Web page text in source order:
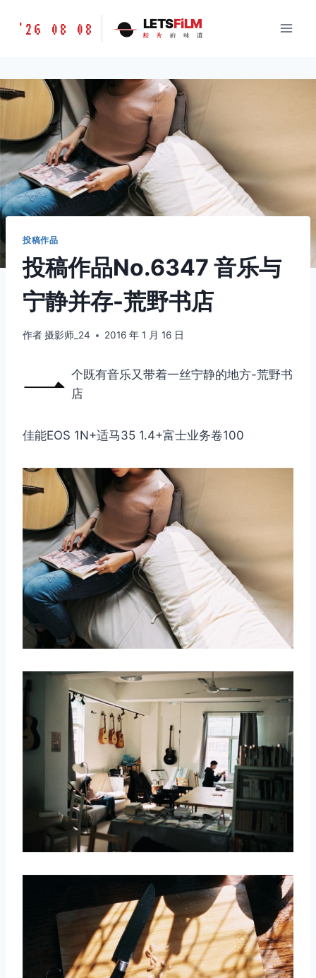
胶
味
道
LETSFILM
'26 08 08 LETSFiLM
胶 片 的 味 道
投稿作品
投稿作品No.6347 音乐与
宁静并存-荒野书店
作者摄影师_24 2016 年 1 月 16 日
一 个既有音乐又带着一丝宁静的地方-荒野书
店
佳能EOS 1N+适马35 1.4+富士业务卷100